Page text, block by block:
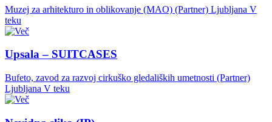
Muzej za arhitekturo in oblikovanje (MAO) (Partner) Ljubljana V
teku
Upsala – SUITCASES
Bufeto, zavod za razvoj cirkuško gledaliških umetnosti (Partner)
Ljubljana V teku